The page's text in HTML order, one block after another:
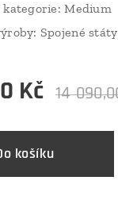
kategorie: Medium
Spojené
Kč 14
košíku